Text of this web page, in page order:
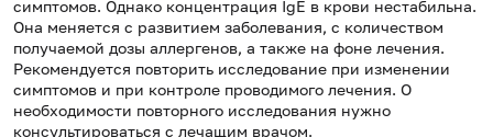
симптомов. Однако концентрация IgE в крови нестабильна.
Она меняется с развитием заболевания, с количеством
получаемой дозы аллергенов, а также на фоне лечения.
Рекомендуется повторить исследование при изменении
симптомов и при контроле проводимого лечения. О
необходимости повторного исследования нужно
консультироваться с лечащим врачом.